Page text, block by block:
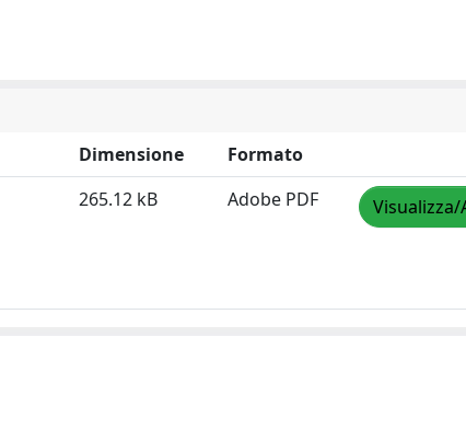
Dimensione
Formato
265.12 kB Adobe PDF Visualizza/